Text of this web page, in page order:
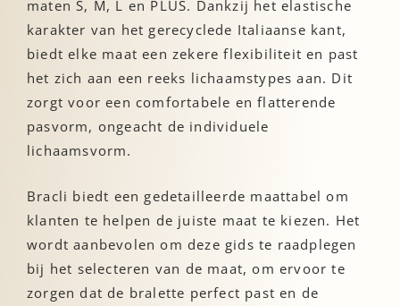
maten S, M, L en PLUS. Dankzij het elastische
karakter van het gerecyclede Italiaanse kant,
biedt elke maat een zekere flexibiliteit en past
het zich aan een reeks lichaamstypes aan. Dit
zorgt voor een comfortabele en flatterende
pasvorm, ongeacht de individuele
lichaamsvorm.
Bracli biedt een gedetailleerde maattabel om
klanten te helpen de juiste maat te kiezen. Het
wordt aanbevolen om deze gids te raadplegen
bij het selecteren van de maat, om ervoor te
zorgen dat de bralette perfect past en de